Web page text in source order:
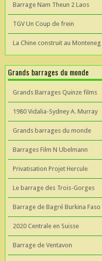
Barrage Nam Theun 2 Laos
TGV Un Coup de frein
La Chine construit au Monteneg
Grands barrages du monde
Grands Barrages Quinze films
1980 Vidalia-Sydney A. Murray
Grands barrages du monde
Barrages Film N Ubelmann
Privatisation Projet Hercule
Le barrage des Trois-Gorges
Barrage de Bagré Burkina Faso
2020 Centrale en Suisse
Barrage de Ventavon